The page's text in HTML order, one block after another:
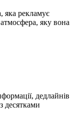
рекламує
яку вона
дедлайнів
десятками